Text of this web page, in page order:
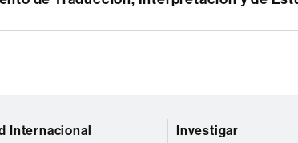
Internacional Investigar